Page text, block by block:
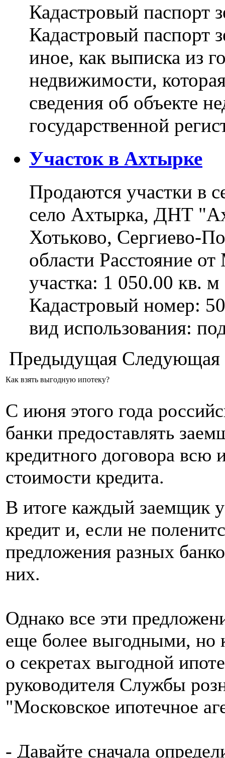
Кадастровый паспорт
Кадастровый паспорт
иное, как выписка из
недвижимости,
сведения об объекте
государственной
Участок в Ахтырке
Продаются участки в
село Ахтырка, ДНТ
Хотьково, Сергиево-
области Расстояние
участка: 1 050.00 кв.
Кадастровый номер:
вид использования:
Предыдущая Следующая
Как взять выгодную ипотеку?
С июня этого года
банки предоставлять
кредитного договора
стоимости кредита.
В итоге каждый заемщик
кредит и, если не
предложения разных
них.
Однако все эти
еще более выгодными, но
о секретах выгодной
руководителя Службы
"Московское ипотечное
- Давайте сначала